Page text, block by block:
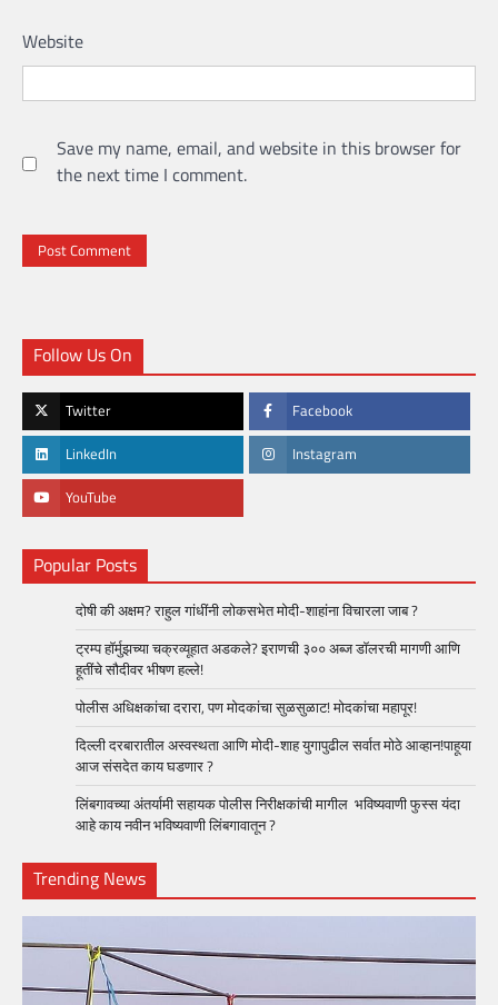
Website
Save my name, email, and website in this browser for
the next time I comment.
Follow Us On
Twitter Facebook
LinkedIn Instagram
YouTube
Popular Posts
दोषी की अक्षम? राहुल गांधींनी लोकसभेत मोदी-शाहांना विचारला जाब ?
ट्रम्प हॉर्मुझच्या चक्रव्यूहात अडकले? इराणची ३०० अब्ज डॉलरची मागणी आणि
हूतींचे सौदीवर भीषण हल्ले!
पोलीस अधिक्षकांचा दरारा, पण मोदकांचा सुळसुळाट! मोदकांचा महापूर!
दिल्ली दरबारातील अस्वस्थता आणि मोदी-शाह युगापुढील सर्वात मोठे आव्हान!पाहूया
आज संसदेत काय घडणार ?
लिंबगावच्या अंतर्यामी सहायक पोलीस निरीक्षकांची मागील भविष्यवाणी फुस्स यंदा
आहे काय नवीन भविष्यवाणी लिंबगावातून ?
Trending News